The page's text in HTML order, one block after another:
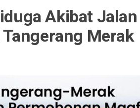
Akibat Jalan
Merak